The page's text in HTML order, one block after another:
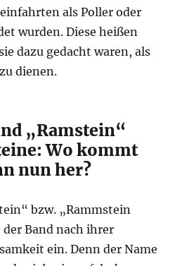
als Poller oder
wurden. Diese heißen
dazu gedacht waren, als
dienen.
„Ramstein“
Wo kommt
nun her?
bzw. „Rammstein
Band nach ihrer
ein. Denn der Name